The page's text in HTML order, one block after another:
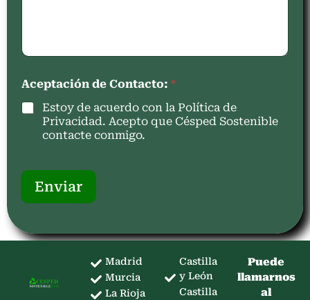
Aceptación de Contacto: *
Estoy de acuerdo con la Política de
Privacidad. Acepto que Césped Sostenible
contacte conmigo.
Enviar
Madrid
Murcia
La Rioja
Castilla
y León
Castilla
Puede
llamarnos
al